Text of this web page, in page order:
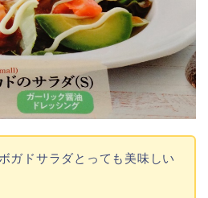
ガドサラダとっても美味しい